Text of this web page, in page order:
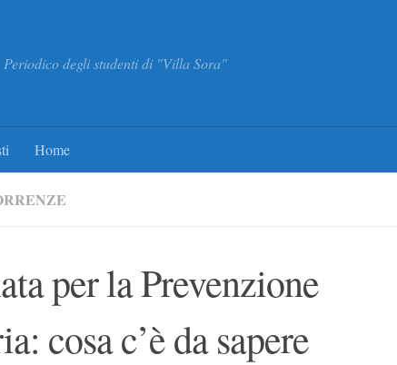
Periodico degli studenti di "Villa Sora"
Home
per la Prevenzione
cosa c’è da sapere